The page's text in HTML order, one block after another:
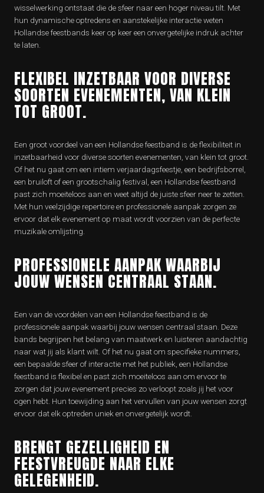
wisselwerking ontstaat die de sfeer naar een hoger niveau tilt. Met
hun dynamische optredens en aanstekelijke interactie weten
Hollandse feestbands keer op keer een onvergetelijke indruk achter
te laten.
FLEXIBEL INZETBAAR VOOR DIVERSE
SOORTEN EVENEMENTEN, VAN KLEIN
TOT GROOT.
Een groot voordeel van een Hollandse feestband is de flexibiliteit in
inzetbaarheid voor diverse soorten evenementen, van klein tot groot.
Of het nu gaat om een intiem verjaardagsfeestje, een bedrijfsborrel,
een bruiloft of een grootschalig festival, een Hollandse feestband
past zich moeiteloos aan en weet altijd de juiste sfeer neer te zetten.
Met hun veelzijdige repertoire en professionele aanpak zorgen ze
ervoor dat elk evenement op maat wordt voorzien van de perfecte
muzikale omlijsting.
PROFESSIONELE AANPAK WAARBIJ
JOUW WENSEN CENTRAAL STAAN.
Een van de voordelen van een Hollandse feestband is de
professionele aanpak waarbij jouw wensen centraal staan. Deze
bands begrijpen het belang van maatwerk en luisteren aandachtig
naar wat jij als klant wilt. Of het nu gaat om specifieke nummers,
een bepaalde sfeer of interactie met het publiek, een Hollandse
feestband is flexibel en past zich moeiteloos aan om ervoor te
zorgen dat jouw evenement precies zo verloopt zoals jij het voor
ogen hebt. Hun toewijding aan het vervullen van jouw wensen zorgt
ervoor dat elk optreden uniek en onvergetelijk wordt.
BRENGT GEZELLIGHEID EN
FEESTVREUGDE NAAR ELKE
GELEGENHEID.